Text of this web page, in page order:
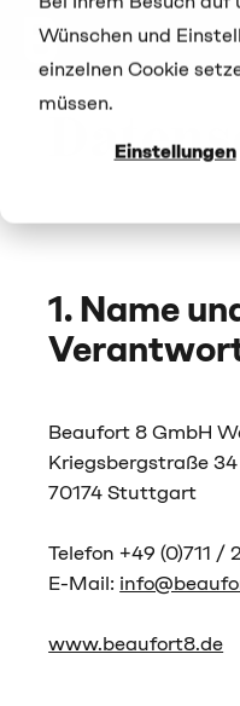
Wünschen und
einzelnen Cookie
müssen.
Einstellungen
Zum
Hauptinhalt
1. Name
Beaufort 8 GmbH
Kriegsbergstraße 34
70174 Stuttgart
Telefon +49 (0)711 /
E-Mail:
www.beaufort8.de